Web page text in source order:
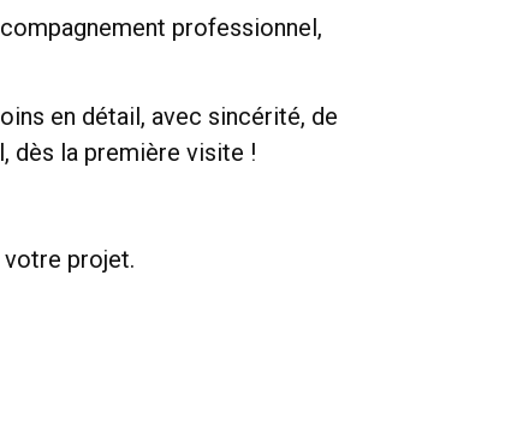
professionnel,
en détail, avec sincérité, de
dès la première visite !
votre projet.